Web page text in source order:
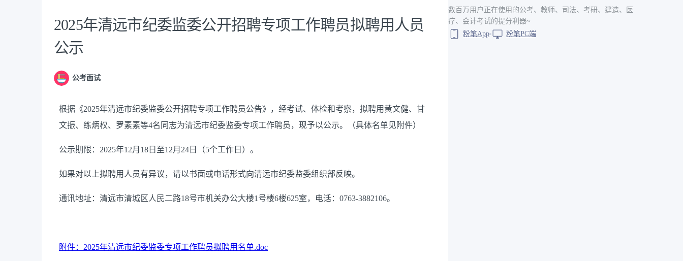
2025年清远市纪委监委公开招聘专项工作聘员拟聘用人员
公示
公考面试
根据《2025年清远市纪委监委公开招聘专项工作聘员公告》，经考试、体检和考察，拟聘用黄文健、甘
文振、练炳权、罗素素等4名同志为清远市纪委监委专项工作聘员，现予以公示。（具体名单见附件）
公示期限：2025年12月18日至12月24日（5个工作日）。
如果对以上拟聘用人员有异议，请以书面或电话形式向清远市纪委监委组织部反映。
通讯地址：清远市清城区人民二路18号市机关办公大楼1号楼6楼625室，电话：0763-3882106。
附件：2025年清远市纪委监委专项工作聘员拟聘用名单.doc
数百万用户正在使用的公考、教师、司法、考研、建造、医
疗、会计考试的提分利器~
粉笔App
粉笔PC端